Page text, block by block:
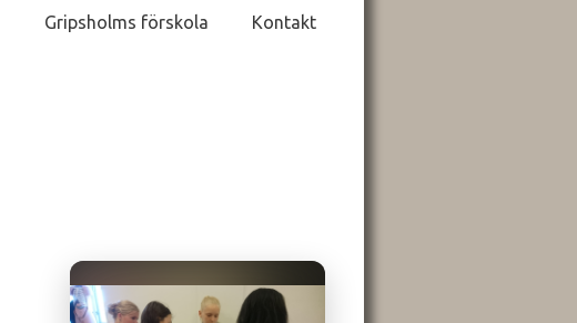
Gripsholms förskola Kontakt